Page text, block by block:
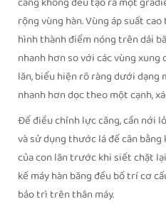
rộng vùng hàn. Vùng áp suất
hình thành điểm nóng trên dải
nhanh hơn so với các vùng xung
lăn, biểu hiện rõ ràng dưới dạng
nhanh hơn dọc theo một cạnh,
Để điều chỉnh lực căng, cần nới
và sử dụng thước lá để cân
của con lăn trước khi siết chặt
kế máy hàn băng đều bố trí cơ
bảo trì trên thân máy.